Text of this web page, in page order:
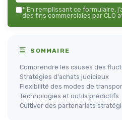
* En remplissant ce formulaire,
des fins commerciales par CLO
SOMMAIRE
Comprendre les causes des
Stratégies d'achats judicieux
Flexibilité des modes de
Technologies et outils prédictifs
Cultiver des partenariats